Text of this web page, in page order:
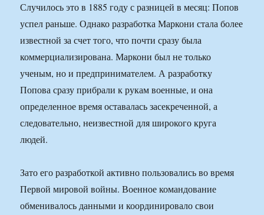
Случилось это в 1885 году с разницей в месяц: Попов
успел раньше. Однако разработка Маркони стала более
известной за счет того, что почти сразу была
коммерциализирована. Маркони был не только
ученым, но и предпринимателем. А разработку
Попова сразу прибрали к рукам военные, и она
определенное время оставалась засекреченной, а
следовательно, неизвестной для широкого круга
людей.
Зато его разработкой активно пользовались во время
Первой мировой войны. Военное командование
обменивалось данными и координировало свои